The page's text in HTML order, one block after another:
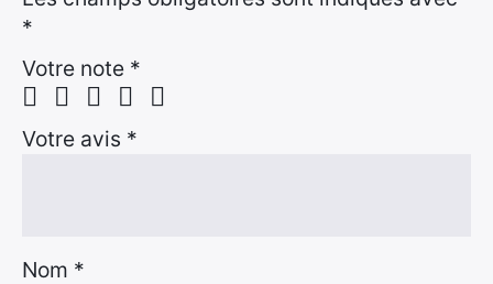
*
Votre note *
Votre avis *
Nom *